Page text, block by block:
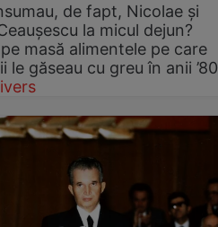
de fapt, Nicolae și
la micul dejun?
masă alimentele pe care
le găseau cu greu în anii ’80